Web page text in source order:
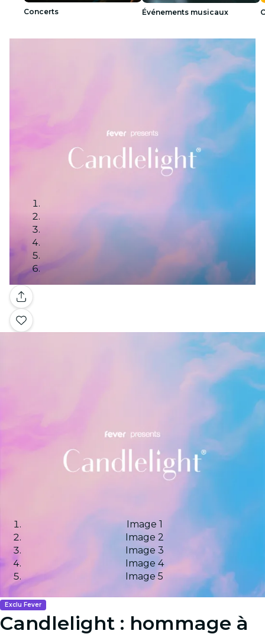
Concerts Événements musicaux
Galerie
Image 1
Image 2
Image 3
Image 4
Image 5
Exclu Fever
Candlelight : hommage à